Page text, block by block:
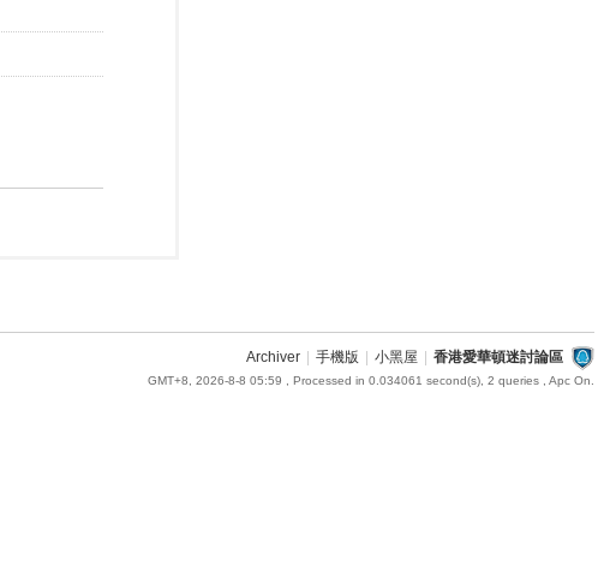
Archiver 手機版 小黑屋 香港愛華頓迷討論區
GMT+8, 2026-8-8 05:59 , Processed in 0.034061 second(s), 2 queries , Apc On.